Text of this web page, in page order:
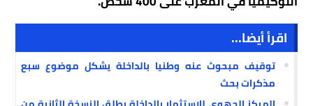
اقرأ أيضا...
توقيف مبحوث عنه وطنيا بالداخلة يشكل موضوع سبع
مذكرات بحث